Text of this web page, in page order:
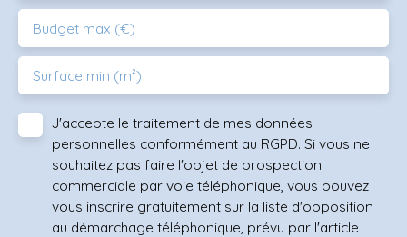
Budget max (€)
Surface min (m²)
J'accepte le traitement de mes données
personnelles conformément au RGPD. Si vous ne
souhaitez pas faire l'objet de prospection
commerciale par voie téléphonique, vous pouvez
vous inscrire gratuitement sur la liste d'opposition
au démarchage téléphonique, prévu par l'article